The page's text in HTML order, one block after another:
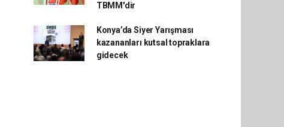
TBMM'dir
Konya’da Siyer Yarışması
kazananları kutsal topraklara
gidecek